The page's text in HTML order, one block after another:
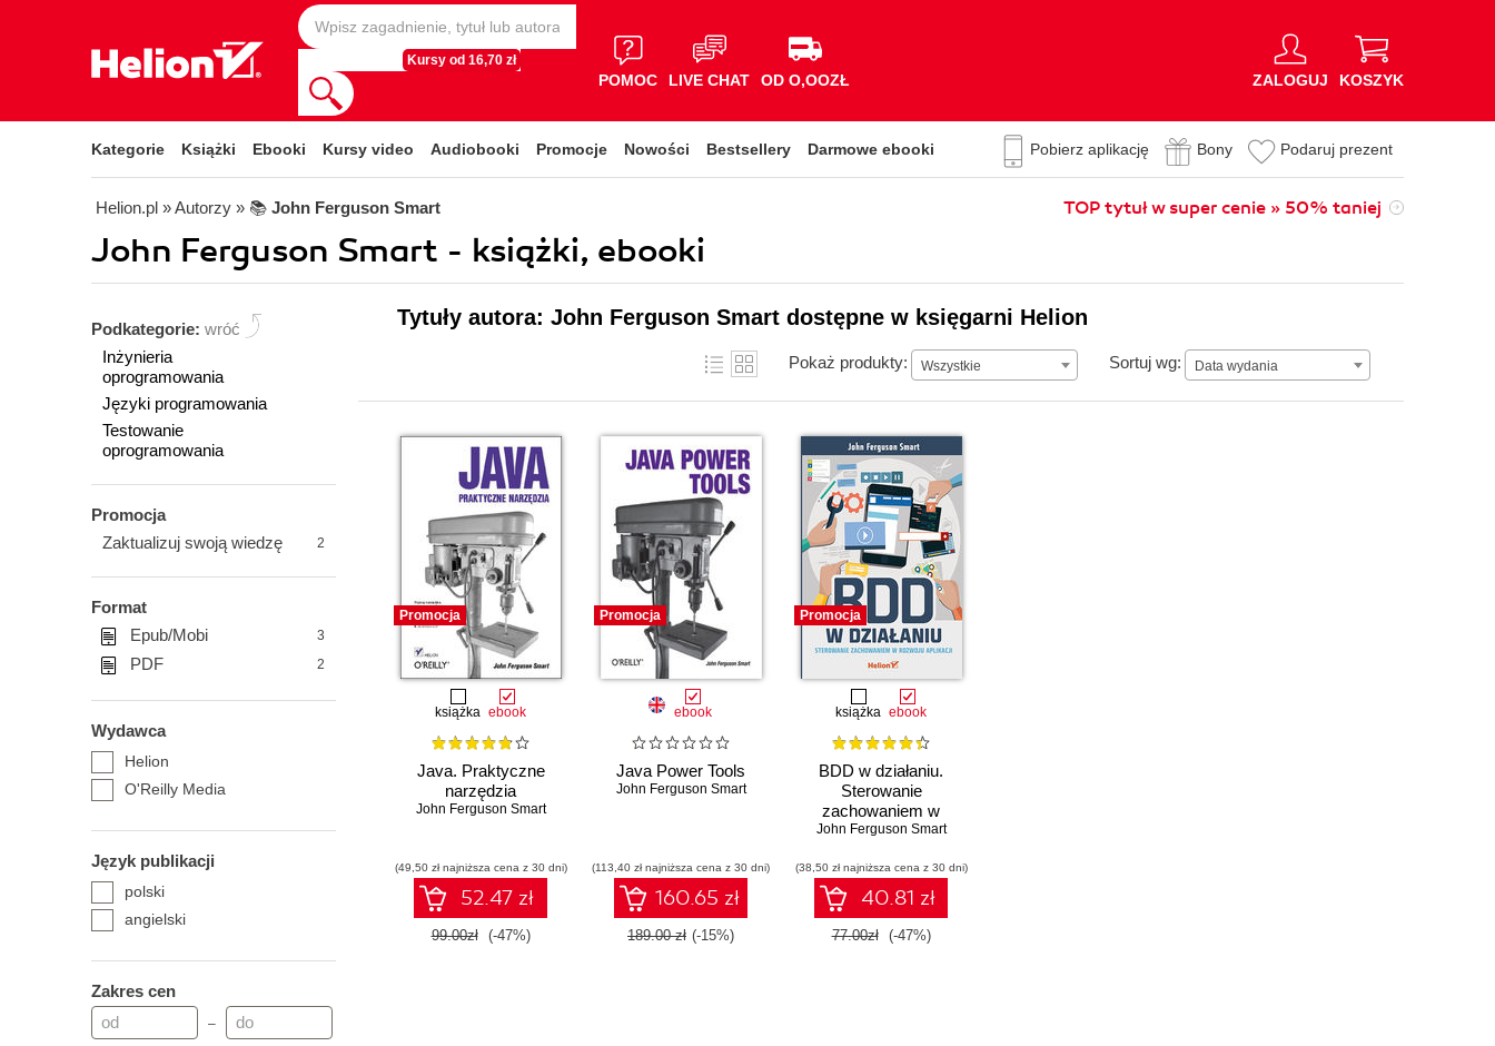
Kursy od 16,70 zł
POMOC LIVE CHAT OD O,OOZŁ ZALOGUJ KOSZYK
Kategorie Książki Ebooki Kursy video Audiobooki Promocje Nowości Bestsellery Darmowe ebooki Pobierz aplikację Bony Podaruj prezent
Helion.pl » Autorzy » 📚 John Ferguson Smart TOP tytuł w super cenie » 50% taniej
John Ferguson Smart - książki, ebooki
Podkategorie: wróć
Inżynieria
oprogramowania
Języki programowania
Testowanie
oprogramowania
Promocja
Zaktualizuj swoją wiedzę
2
Format
Epub/Mobi
3
PDF 2
Wydawca
Helion
O'Reilly Media
Język publikacji
polski
angielski
Zakres cen
–
Tytuły autora: John Ferguson Smart dostępne w księgarni Helion
Pokaż produkty: Wszystkie Sortuj wg: Data wydania
Data wydania
Promocja
książka ebook
Java. Praktyczne
narzędzia
John Ferguson Smart
(49,50 zł najniższa cena z 30 dni)
52.47 zł
99.00zł (-47%)
Promocja
ebook
Java Power Tools
John Ferguson Smart
(113,40 zł najniższa cena z 30 dni)
160.65 zł
189.00 zł (-15%)
Promocja
książka ebook
BDD w działaniu.
Sterowanie
zachowaniem w
rozwoju aplikacji
John Ferguson Smart
(38,50 zł najniższa cena z 30 dni)
40.81 zł
77.00zł (-47%)